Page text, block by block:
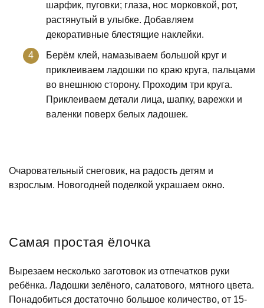
шарфик, пуговки; глаза, нос морковкой, рот,
растянутый в улыбке. Добавляем
декоративные блестящие наклейки.
Берём клей, намазываем большой круг и
приклеиваем ладошки по краю круга, пальцами
во внешнюю сторону. Проходим три круга.
Приклеиваем детали лица, шапку, варежки и
валенки поверх белых ладошек.
Очаровательный снеговик, на радость детям и
взрослым. Новогодней поделкой украшаем окно.
Самая простая ёлочка
Вырезаем несколько заготовок из отпечатков руки
ребёнка. Ладошки зелёного, салатового, мятного цвета.
Понадобиться достаточно большое количество, от 15-